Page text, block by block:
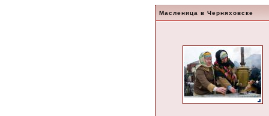
Масленица в Черняховске